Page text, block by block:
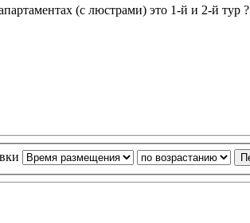
(с люстрами) это 1-й и 2-й тур ?